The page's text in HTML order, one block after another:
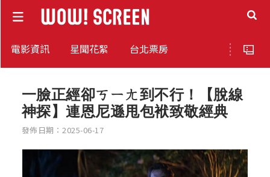
電影資訊 星聞花絮 台北票房
一臉正經卻ㄎㄧㄤ到不行！【脫線
神探】連恩尼遜甩包袱致敬經典
發佈日期：2025-06-17